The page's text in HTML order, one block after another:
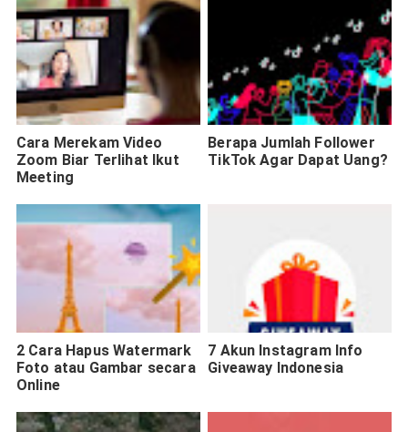
Cara Merekam Video
Zoom Biar Terlihat Ikut
Meeting
Berapa Jumlah Follower
TikTok Agar Dapat Uang?
2 Cara Hapus Watermark
Foto atau Gambar secara
Online
7 Akun Instagram Info
Giveaway Indonesia